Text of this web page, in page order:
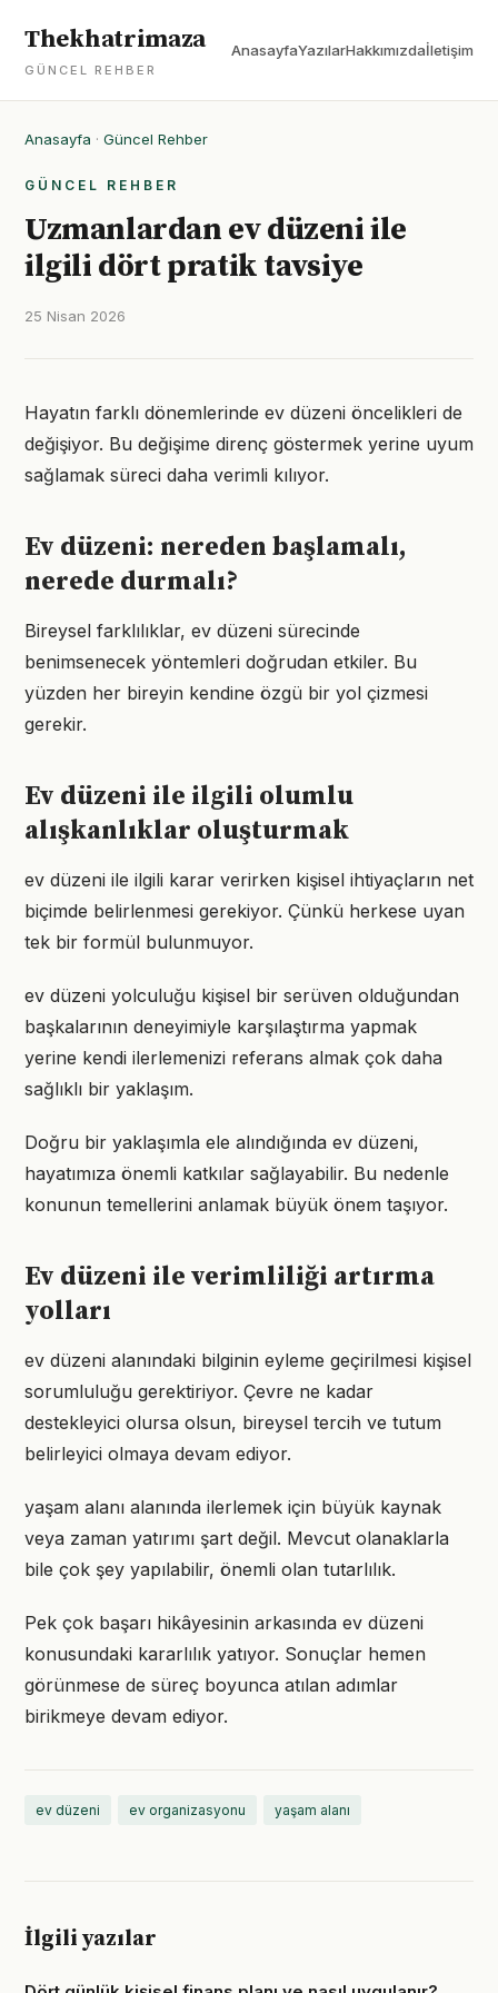
Thekhatrimaza
GÜNCEL REHBER
AnasayfaYazılarHakkımızdaİletişim
Anasayfa · Güncel Rehber
GÜNCEL REHBER
Uzmanlardan ev düzeni ile
ilgili dört pratik tavsiye
25 Nisan 2026
Hayatın farklı dönemlerinde ev düzeni öncelikleri de
değişiyor. Bu değişime direnç göstermek yerine uyum
sağlamak süreci daha verimli kılıyor.
Ev düzeni: nereden başlamalı,
nerede durmalı?
Bireysel farklılıklar, ev düzeni sürecinde
benimsenecek yöntemleri doğrudan etkiler. Bu
yüzden her bireyin kendine özgü bir yol çizmesi
gerekir.
Ev düzeni ile ilgili olumlu
alışkanlıklar oluşturmak
ev düzeni ile ilgili karar verirken kişisel ihtiyaçların net
biçimde belirlenmesi gerekiyor. Çünkü herkese uyan
tek bir formül bulunmuyor.
ev düzeni yolculuğu kişisel bir serüven olduğundan
başkalarının deneyimiyle karşılaştırma yapmak
yerine kendi ilerlemenizi referans almak çok daha
sağlıklı bir yaklaşım.
Doğru bir yaklaşımla ele alındığında ev düzeni,
hayatımıza önemli katkılar sağlayabilir. Bu nedenle
konunun temellerini anlamak büyük önem taşıyor.
Ev düzeni ile verimliliği artırma
yolları
ev düzeni alanındaki bilginin eyleme geçirilmesi kişisel
sorumluluğu gerektiriyor. Çevre ne kadar
destekleyici olursa olsun, bireysel tercih ve tutum
belirleyici olmaya devam ediyor.
yaşam alanı alanında ilerlemek için büyük kaynak
veya zaman yatırımı şart değil. Mevcut olanaklarla
bile çok şey yapılabilir, önemli olan tutarlılık.
Pek çok başarı hikâyesinin arkasında ev düzeni
konusundaki kararlılık yatıyor. Sonuçlar hemen
görünmese de süreç boyunca atılan adımlar
birikmeye devam ediyor.
ev düzeni ev organizasyonu yaşam alanı
İlgili yazılar